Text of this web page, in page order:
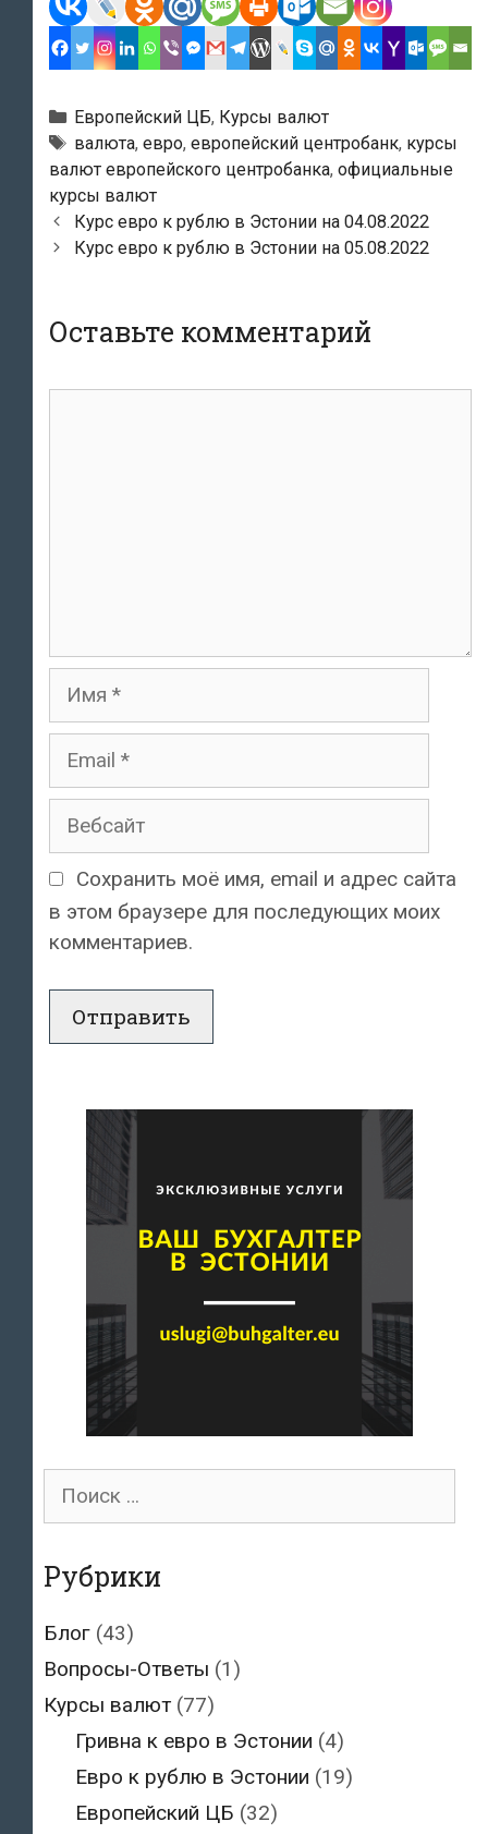
Рубрики
Европейский ЦБ, Курсы валют
Тэги
валюта, евро, европейский центробанк, курсы
валют европейского центробанка, официальные
курсы валют
Навигация
по
Курс евро к рублю в Эстонии на 04.08.2022
Курс евро к рублю в Эстонии на 05.08.2022
Оставьте комментарий
Имя
Email
Вебсайт
Сохранить моё имя, email и адрес сайта
в этом браузере для последующих моих
комментариев.
Поиск
Рубрики
Блог (43)
Вопросы-Ответы (1)
Курсы валют (77)
Гривна к евро в Эстонии (4)
Евро к рублю в Эстонии (19)
Европейский ЦБ (32)